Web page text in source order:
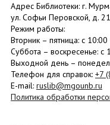
Адрес Библиотеки: г.
ул. Софьи Перовской, д.
Режим работы:
Вторник – пятница: с
Суббота – воскресенье: c
Выходной день –
Телефон для справок: +7
E-mail: ruslib@mgounb.ru
Политика обработки